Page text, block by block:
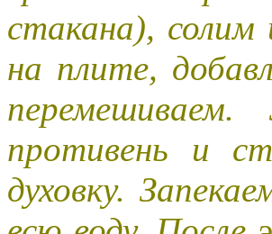
стакана),
на плите,
противень и
духовку.